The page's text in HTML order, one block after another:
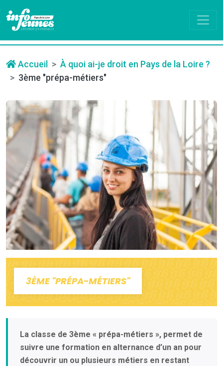
Accueil
À quoi ai-je droit en Pays de la Loire ?
3ème "prépa-métiers"
3ÈME "PRÉPA-MÉTIERS"
La classe de 3ème « prépa-métiers », permet de
suivre une formation en alternance d’un an pour
découvrir un ou plusieurs métiers en restant